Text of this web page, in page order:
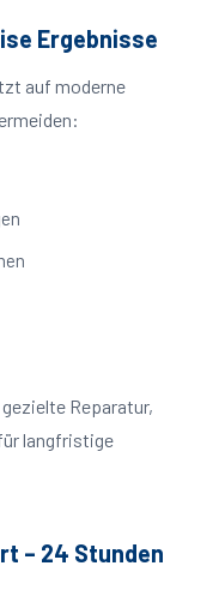
Ergebnisse
auf moderne
Reparatur,
langfristige
– 24 Stunden